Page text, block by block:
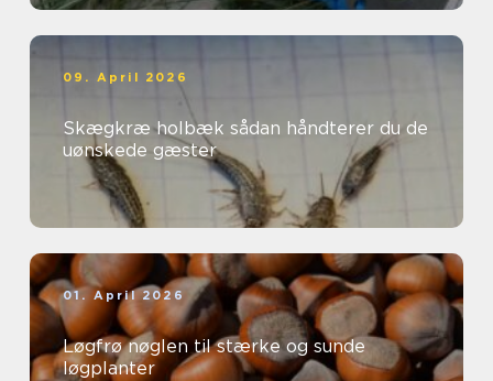
09. April 2026
Skægkræ holbæk sådan håndterer du de
uønskede gæster
01. April 2026
Løgfrø nøglen til stærke og sunde
løgplanter